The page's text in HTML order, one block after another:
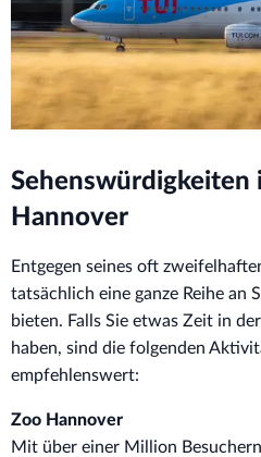
Sehenswürdigkeiten
Hannover
Entgegen seines oft
tatsächlich eine ganze Reihe an
bieten. Falls Sie etwas Zeit in
haben, sind die folgenden
empfehlenswert:
Zoo Hannover
Mit über einer Million